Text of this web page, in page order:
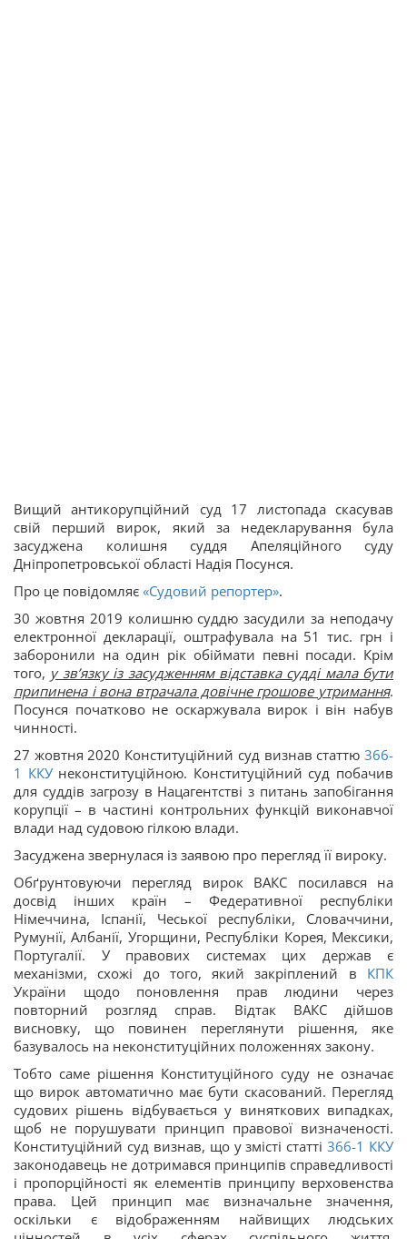
Вищий антикорупційний суд 17 листопада скасував
свій перший вирок, який за недекларування була
засуджена колишня суддя Апеляційного суду
Дніпропетровської області Надія Посунся.
Про це повідомляє «Судовий репортер».
30 жовтня 2019 колишню суддю засудили за неподачу
електронної декларації, оштрафувала на 51 тис. грн і
заборонили на один рік обіймати певні посади. Крім
того, у зв’язку із засудженням відставка судді мала бути
припинена і вона втрачала довічне грошове утримання.
Посунся початково не оскаржувала вирок і він набув
чинності.
27 жовтня 2020 Конституційний суд визнав статтю 366-
1 ККУнеконституційною. Конституційний суд побачив
для суддів загрозу в Нацагентстві з питань запобігання
корупції – в частині контрольних функцій виконавчої
влади над судовою гілкою влади.
Засуджена звернулася із заявою про перегляд її вироку.
Обґрунтовуючи перегляд вирок ВАКС посилався на
досвід інших країн – Федеративної республіки
Німеччина, Іспанії, Чеської республіки, Словаччини,
Румунії, Албанії, Угорщини, Республіки Корея, Мексики,
Португалії. У правових системах цих держав є
механізми, схожі до того, який закріплений в КПК
України щодо поновлення прав людини через
повторний розгляд справ. Відтак ВАКС дійшов
висновку, що повинен переглянути рішення, яке
базувалось на неконституційних положеннях закону.
Тобто саме рішення Конституційного суду не означає
що вирок автоматично має бути скасований. Перегляд
судових рішень відбувається у виняткових випадках,
щоб не порушувати принцип правової визначеності.
Конституційний суд визнав, що у змісті статті 366-1 ККУ
законодавець не дотримався принципів справедливості
і пропорційності як елементів принципу верховенства
права. Цей принцип має визначальне значення,
оскільки є відображенням найвищих людських